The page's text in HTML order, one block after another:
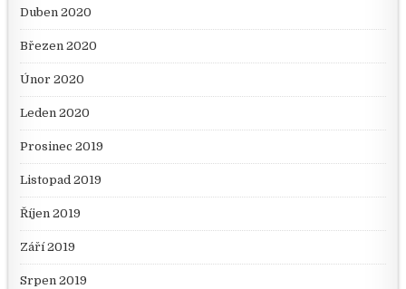
Duben 2020
Březen 2020
Únor 2020
Leden 2020
Prosinec 2019
Listopad 2019
Říjen 2019
Září 2019
Srpen 2019